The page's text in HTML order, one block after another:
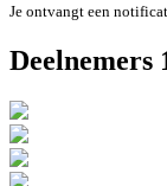
Je ontvangt een
Deelnemers